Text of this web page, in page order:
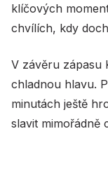
klíčových
chvílích, kdy
V závěru zápasu
chladnou hlavu.
minutách ještě
slavit mimořádně